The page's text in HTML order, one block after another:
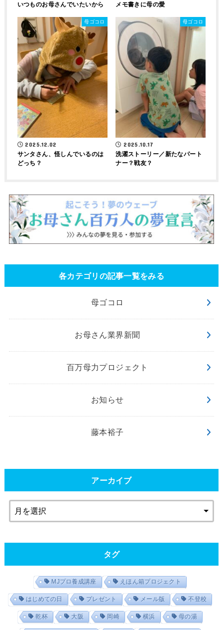
いつものお母さんでいたいから メモ書きに母の愛
母ゴコロ
2025.12.02
サンタさん、怪しんでいるのは
どっち？
母ゴコロ
2025.10.17
洗濯ストーリー／新たなパート
ナー？戦友？
各カテゴリの記事一覧をみる
母ゴコロ
お母さん業界新聞
百万母力プロジェクト
お知らせ
藤本裕子
アーカイブ
タグ
MJプロ養成講座 えほん箱プロジェクト
はじめての日 プレゼント メール版 不登校
乾杯 大阪 岡崎 横浜 母の湯